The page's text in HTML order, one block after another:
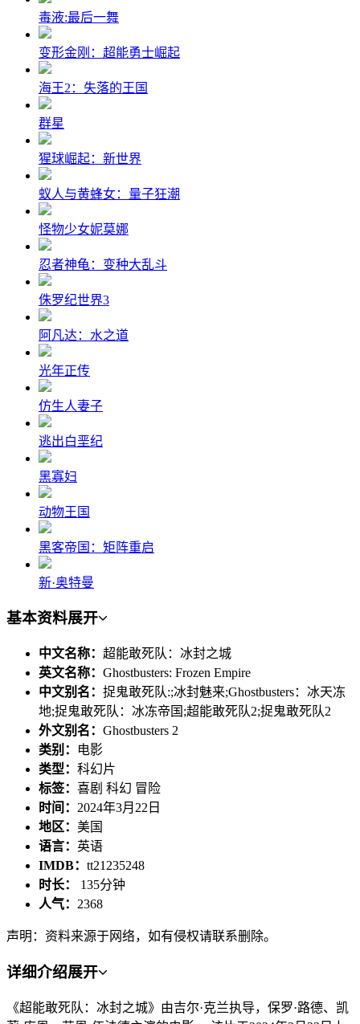
毒液:最后一舞
变形金刚：超能勇士崛起
海王2：失落的王国
群星
猩球崛起：新世界
蚁人与黄蜂女：量子狂潮
怪物少女妮莫娜
忍者神龟：变种大乱斗
侏罗纪世界3
阿凡达：水之道
光年正传
仿生人妻子
逃出白垩纪
黑寡妇
动物王国
黑客帝国：矩阵重启
新·奥特曼
基本资料展开
中文名称： 超能敢死队：冰封之城
英文名称： Ghostbusters: Frozen Empire
中文别名： 捉鬼敢死队:;冰封魅来;Ghostbusters：冰天冻
地;捉鬼敢死队：冰冻帝国;超能敢死队2;捉鬼敢死队2
外文别名： Ghostbusters 2‎
类别：
电影
类型： 科幻片
标签： 喜剧 科幻 冒险
时间： 2024年3月22日
地区： 美国
语言： 英语
IMDB： tt21235248
时长： 135分钟
人气： 2368
声明：资料来源于网络，如有侵权请联系删除。
详细介绍展开
《超能敢死队：冰封之城》由吉尔·克兰执导，保罗·路德、凯